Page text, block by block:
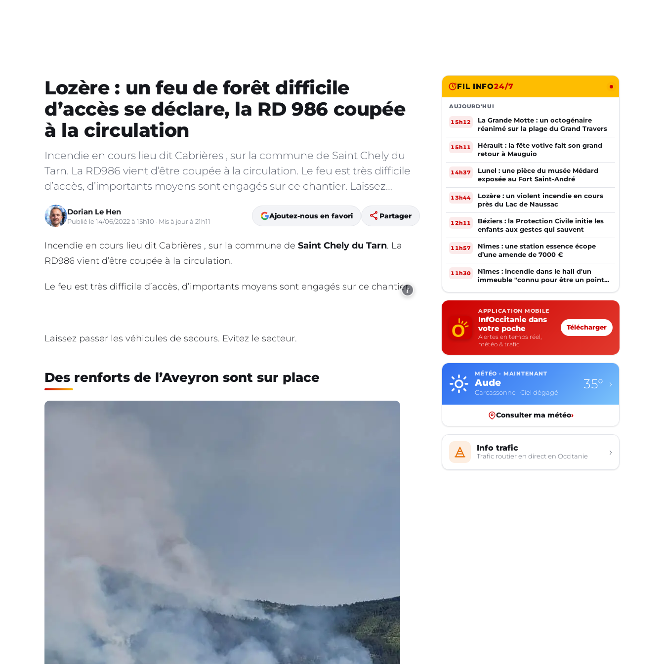
Lozère : un feu de forêt difficile
d’accès se déclare, la RD 986 coupée
à la circulation
Incendie en cours lieu dit Cabrières , sur la commune de Saint Chely du
Tarn. La RD986 vient d’être coupée à la circulation. Le feu est très difficile
d’accès, d’importants moyens sont engagés sur ce chantier. Laissez…
Dorian Le Hen
Publié le 14/06/2022 à 15h10 · Mis à jour à 21h11
Ajoutez-nous en favori share Partager
Incendie en cours lieu dit Cabrières , sur la commune de Saint Chely du Tarn. La
RD986 vient d’être coupée à la circulation.
Le feu est très difficile d’accès, d’importants moyens sont engagés sur ce chantier.
i
Laissez passer les véhicules de secours. Evitez le secteur.
Des renforts de l’Aveyron sont sur place
FIL INFO24/7
AUJOURD'HUI
15h12
La Grande Motte : un octogénaire
réanimé sur la plage du Grand Travers
15h11
Hérault : la fête votive fait son grand
retour à Mauguio
14h37
Lunel : une pièce du musée Médard
exposée au Fort Saint-André
13h44
Lozère : un violent incendie en cours
près du Lac de Naussac
12h11
Béziers : la Protection Civile initie les
enfants aux gestes qui sauvent
11h57
Nîmes : une station essence écope
d’une amende de 7000 €
11h30
Nîmes : incendie dans le hall d'un
immeuble "connu pour être un point
APPLICATION MOBILE
InfOccitanie dans
votre poche
Alertes en temps réel,
météo & trafic
Télécharger
MÉTÉO · MAINTENANT
Aude
Carcassonne · Ciel dégagé
35° ›
Consulter ma météo›
Info trafic
Trafic routier en direct en Occitanie ›